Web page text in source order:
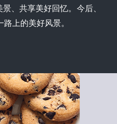
、共享美好回忆。今后、
上的美好风景。